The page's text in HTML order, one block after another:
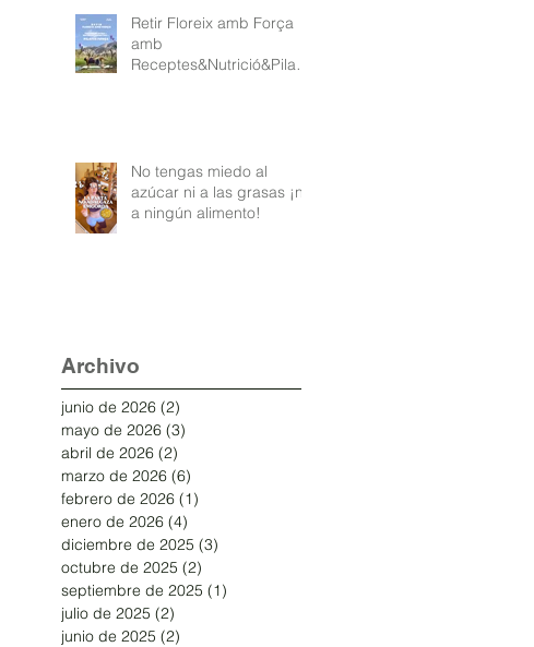
Retir Floreix amb Força
amb
Receptes&Nutrició&Pilate
No tengas miedo al
azúcar ni a las grasas ¡ni
a ningún alimento!
Archivo
junio de 2026 (2)
mayo de 2026 (3)
abril de 2026 (2)
marzo de 2026 (6)
febrero de 2026 (1)
enero de 2026 (4)
diciembre de 2025 (3)
octubre de 2025 (2)
septiembre de 2025 (1)
julio de 2025 (2)
junio de 2025 (2)